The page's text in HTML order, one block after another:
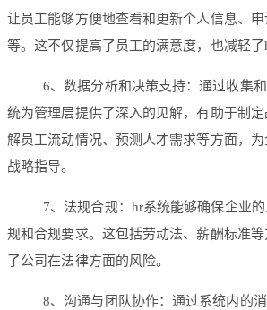
让员工能够方便地查看和更新个人信息、
等。这不仅提高了员工的满意度，也减轻了
6、数据分析和决策支持：通过收集
统为管理层提供了深入的见解，有助于制
解员工流动情况、预测人才需求等方面，
战略指导。
7、法规合规：hr系统能够确保企业
规和合规要求。这包括劳动法、薪酬标准
了公司在法律方面的风险。
8、沟通与团队协作：通过系统内的